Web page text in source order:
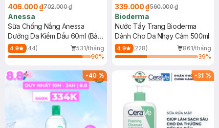
406.000 ₫702.000 ₫
Anessa
Sữa Chống Nắng Anessa
Dưỡng Da Kiềm Dầu 60ml (Bản
Mới)
4.9 (44)
531/tháng
90%
339.000 ₫560.000 ₫
Bioderma
Nước Tẩy Trang Bioderma
Dành Cho Da Nhạy Cảm 500ml
4.9 (228)
861/tháng
39%
-40% -31 %